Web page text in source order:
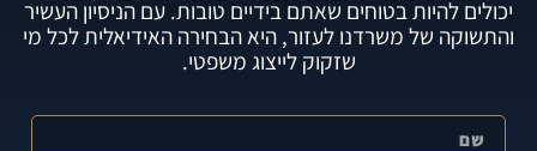
יכולים להיות בטוחים שאתם בידיים טובות. עם הניסיון העשיר
והתשוקה של משרדנו לעזור, היא הבחירה האידיאלית לכל מי
שזקוק לייצוג משפטי.